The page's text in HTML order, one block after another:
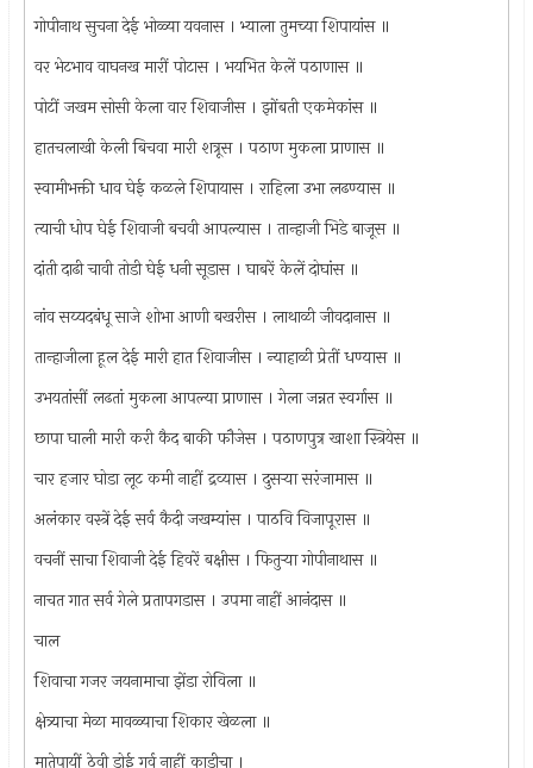
गोपीनाथ सुचना देई भोळ्या यवनास । भ्याला तुमच्या शिपायांस ॥
वर भेटभाव वाघनख मारीं पोटास । भयभित केलें पठाणास ॥
पोटीं जखम सोसी केला वार शिवाजीस । झोंबती एकमेकांस ॥
हातचलाखी केली बिचवा मारी शत्रूस । पठाण मुकला प्राणास ॥
स्वामीभक्ती धाव घेई कळले शिपायास । राहिला उभा लढण्यास ॥
त्याची धोप घेई शिवाजी बचवी आपल्यास । तान्हाजी भिडे बाजूस ॥
दांती दाढी चावी तोडी घेई धनी सूडास । घाबरें केलें दोघांस ॥
नांव सय्यदबंधू साजे शोभा आणी बखरीस । लाथाळी जीवदानास ॥
तान्हाजीला हूल देई मारी हात शिवाजीस । न्याहाळी प्रेतीं धण्यास ॥
उभयतांसीं लढतां मुकला आपल्या प्राणास । गेला जन्नत स्वर्गास ॥
छापा घाली मारी करी कैद बाकी फौजेस । पठाणपुत्र खाशा स्त्रियेस ॥
चार हजार घोडा लूट कमी नाहीं द्रव्यास । दुसर्‍या सरंजामास ॥
अलंकार वस्त्रें देई सर्व कैदी जखम्यांस । पाठवि विजापूरास ॥
वचनीं साचा शिवाजी देई हिवरें बक्षीस । फितुर्‍या गोपीनाथास ॥
नाचत गात सर्व गेले प्रतापगडास । उपमा नाहीं आनंदास ॥
चाल
शिवाचा गजर जयनामाचा झेंडा रोविला ॥
क्षेत्र्याचा मेळा मावळ्याचा शिकार खेळला ॥
मातेपायीं ठेवी डोई गर्व नाहीं काडीचा ।